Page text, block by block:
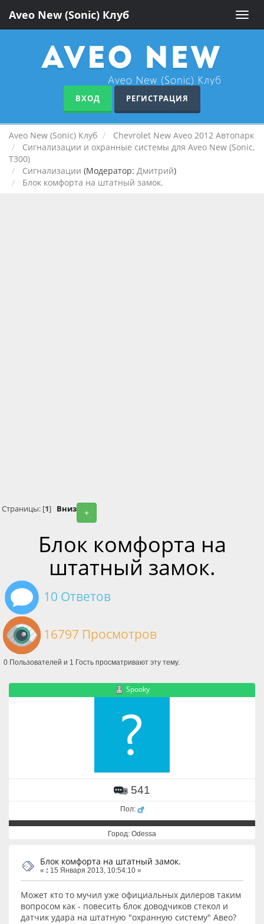
Toggle
Aveo New (Sonic) Клуб
ВХОД РЕГИСТРАЦИЯ
Aveo New (Sonic) Клуб
Chevrolet New Aveo 2012 Автопарк
Сигнализации и охранные системы для Aveo New (Sonic,
T300)
Сигнализации (Модератор: Дмитрий)
Блок комфорта на штатный замок.
+
Страницы: [1] Вниз
Блок комфорта на
штатный замок.
10 Ответов
16797 Просмотров
0 Пользователей и 1 Гость просматривают эту тему.
Spooky
541
Пол:
Город: Odessa
Блок комфорта на штатный замок.
« : 15 Января 2013, 10:54:10 »
Может кто то мучил уже официальных дилеров таким
вопросом как - повесить блок доводчиков стекол и
датчик удара на штатную "охранную систему" Авео?